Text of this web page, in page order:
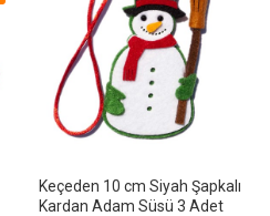
Keçeden 10 cm Siyah Şapkalı
Kardan Adam Süsü 3 Adet